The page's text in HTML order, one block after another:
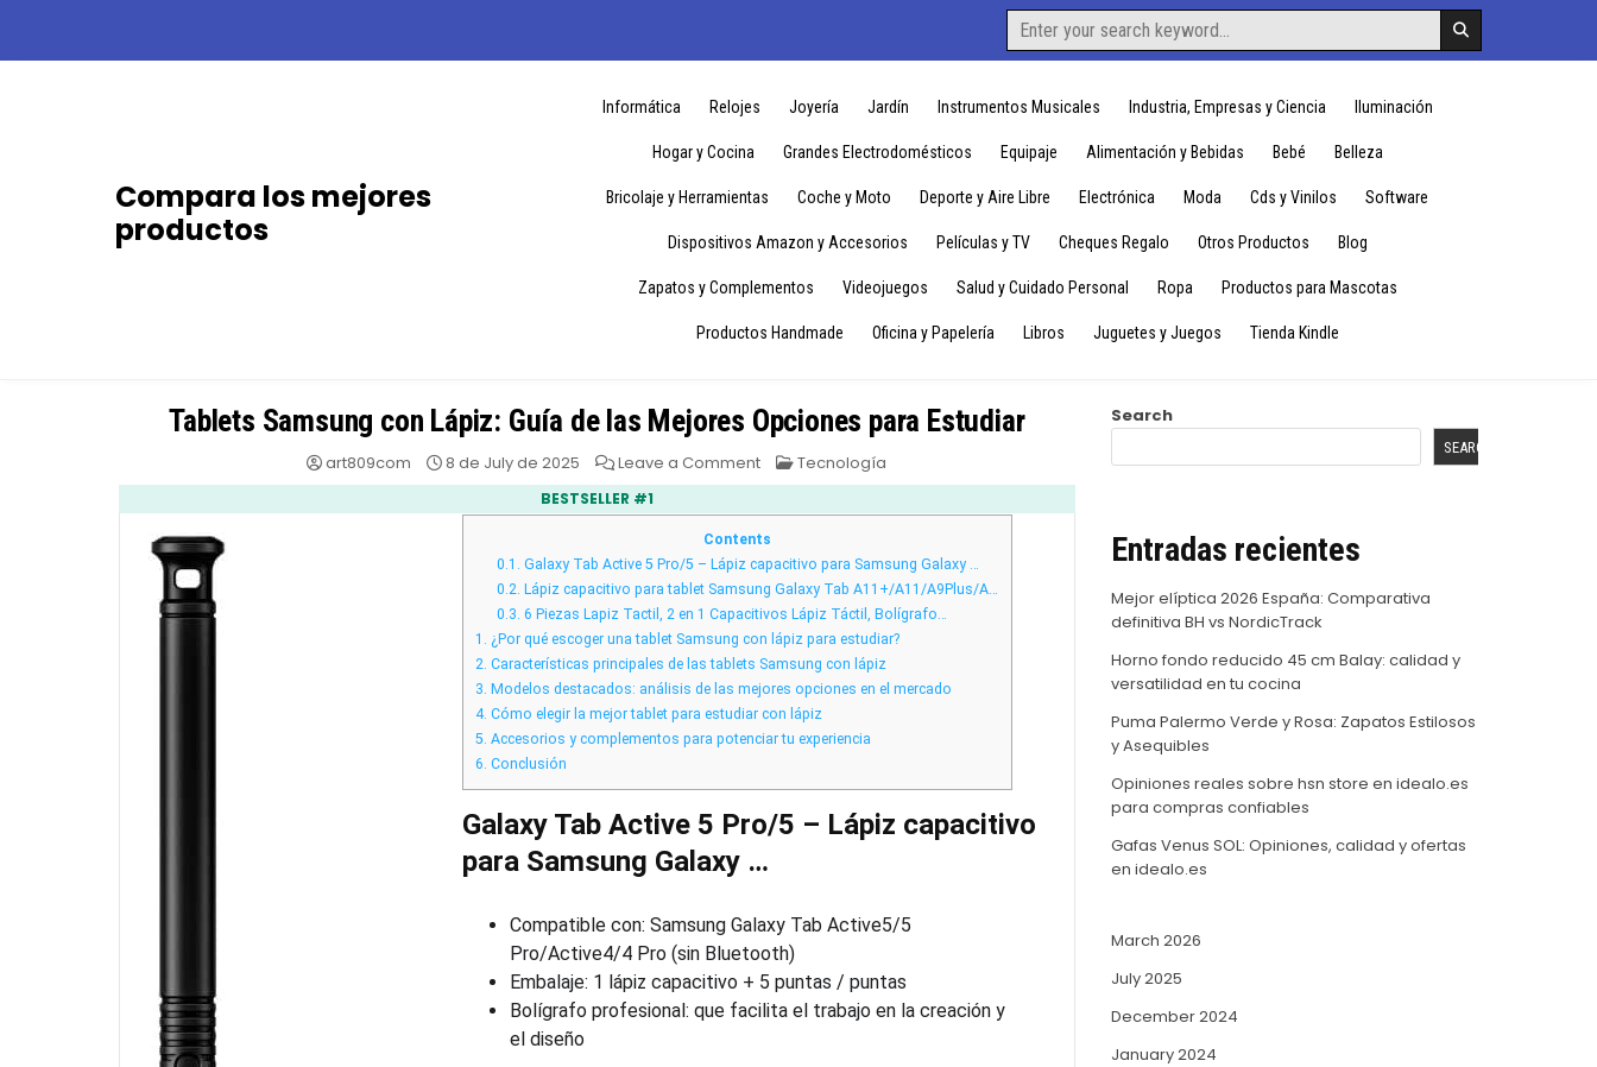
content
Search
for:
Compara los mejores
productos
Informática Relojes Joyería Jardín Instrumentos Musicales Industria, Empresas y Ciencia Iluminación
Hogar y Cocina Grandes Electrodomésticos Equipaje Alimentación y Bebidas Bebé Belleza
Bricolaje y Herramientas Coche y Moto Deporte y Aire Libre Electrónica Moda Cds y Vinilos Software
Dispositivos Amazon y Accesorios Películas y TV Cheques Regalo Otros Productos Blog
Zapatos y Complementos Videojuegos Salud y Cuidado Personal Ropa Productos para Mascotas
Productos Handmade Oficina y Papelería Libros Juguetes y Juegos Tienda Kindle
Tablets Samsung con Lápiz: Guía de las Mejores Opciones para Estudiar
art809com 8 de July de 2025 Leave a Commenton
Tablets
Samsung
con
Lápiz:
Guía
las
Mejores
Opciones
para
Estudiar
Posted
Tecnología
BESTSELLER #1
Contents
0.1. Galaxy Tab Active 5 Pro/5 – Lápiz capacitivo para Samsung Galaxy …
0.2. Lápiz capacitivo para tablet Samsung Galaxy Tab A11+/A11/A9Plus/A…
0.3. 6 Piezas Lapiz Tactil, 2 en 1 Capacitivos Lápiz Táctil, Bolígrafo…
1. ¿Por qué escoger una tablet Samsung con lápiz para estudiar?
2. Características principales de las tablets Samsung con lápiz
3. Modelos destacados: análisis de las mejores opciones en el mercado
4. Cómo elegir la mejor tablet para estudiar con lápiz
5. Accesorios y complementos para potenciar tu experiencia
6. Conclusión
Galaxy Tab Active 5 Pro/5 – Lápiz capacitivo
para Samsung Galaxy …
Compatible con: Samsung Galaxy Tab Active5/5
Pro/Active4/4 Pro (sin Bluetooth)
Embalaje: 1 lápiz capacitivo + 5 puntas / puntas
Bolígrafo profesional: que facilita el trabajo en la creación y
el diseño
Search
SEARCH
Entradas recientes
Mejor elíptica 2026 España: Comparativa
definitiva BH vs NordicTrack
Horno fondo reducido 45 cm Balay: calidad y
versatilidad en tu cocina
Puma Palermo Verde y Rosa: Zapatos Estilosos
y Asequibles
Opiniones reales sobre hsn store en idealo.es
para compras confiables
Gafas Venus SOL: Opiniones, calidad y ofertas
en idealo.es
March 2026
July 2025
December 2024
January 2024